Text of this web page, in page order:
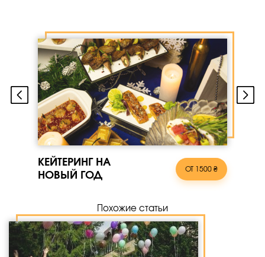
КЕЙТЕРИНГ НА
НОВЫЙ ГОД
ОТ 1500 ₴
Похожие статьи